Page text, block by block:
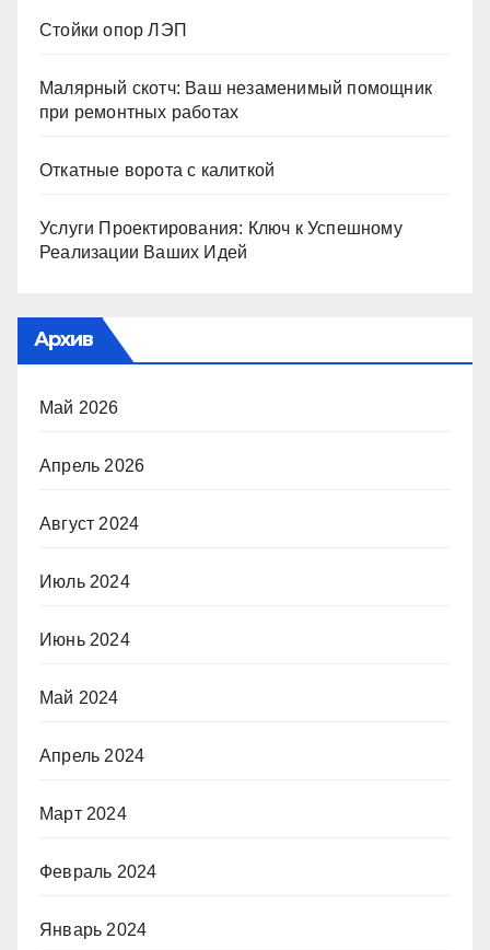
Стойки опор ЛЭП
Малярный скотч: Ваш незаменимый помощник
при ремонтных работах
Откатные ворота с калиткой
Услуги Проектирования: Ключ к Успешному
Реализации Ваших Идей
Архив
Май 2026
Апрель 2026
Август 2024
Июль 2024
Июнь 2024
Май 2024
Апрель 2024
Март 2024
Февраль 2024
Январь 2024